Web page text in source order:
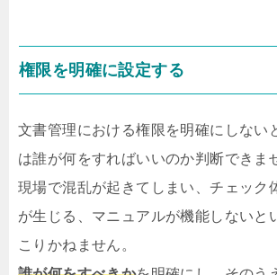
権限を明確に設定する
文書管理における権限を明確にしない
は誰が何をすればいいのか判断できま
現場で混乱が起きてしまい、チェック
が生じる、マニュアルが機能しないと
こりかねません。